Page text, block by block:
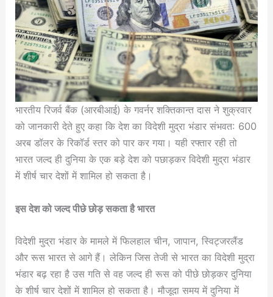
भारतीय रिजर्व बैंक (आरबीआई) के गवर्नर शक्तिकान्त दास ने शुक्रवार
को जानकारी देते हुए कहा कि देश का विदेशी मुद्रा भंडार संभवत: 600
अरब डॉलर के रिकॉर्ड स्तर को पार कर गया। यही रफ्तार रही तो
भारत जल्द ही दुनिया के एक बड़े देश को पछाड़कर विदेशी मुद्रा भंडार
में शीर्ष चार देशों में शामिल हो सकता है।
इस देश को जल्द पीछे छोड़ सकता है भारत
विदेशी मुद्रा भंडार के मामले में फिलहाल चीन, जापान, स्विट्जरलैंड
और रूस भारत से आगे हैं। लेकिन जिस तेजी से भारत का विदेशी मुद्रा
भंडार बढ़ रहा है उस गति से वह जल्द ही रूस को पीछे छोड़कर दुनिया
के शीर्ष चार देशों में शामिल हो सकता है। मौजूदा समय में दुनिया में